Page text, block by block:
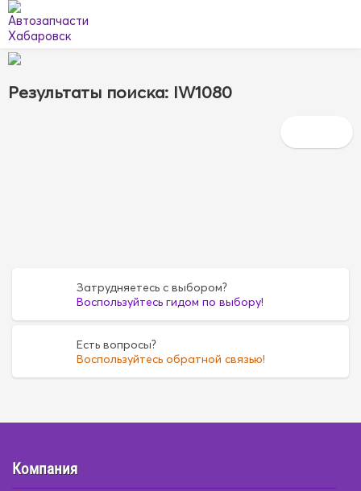
Результаты поиска: IW1080
Затрудняетесь с выбором?
Воспользуйтесь гидом по выбору!
Есть вопросы?
Воспользуйтесь обратной связью!
Компания